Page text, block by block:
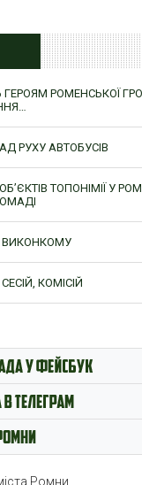
РОМЕНСЬКОЇ
РУХУ АВТОБУСІВ
ТОПОНІМІЇ У
ВИКОНКОМУ
КОМІСІЙ
Ромни